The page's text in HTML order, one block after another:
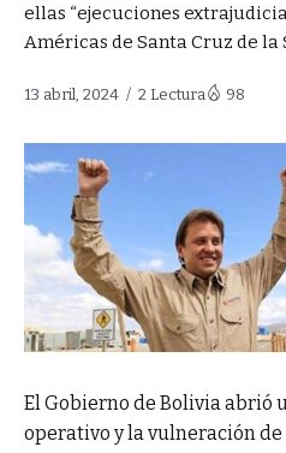
ellas “ejecuciones
Américas de Santa Cruz de la
13 abril, 2024 2 Lectura 98
El Gobierno de Bolivia abrió
operativo y la vulneración